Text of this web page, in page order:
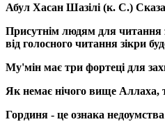
Абул Хасан Шазілі (к. С.)
Присутнім людям для читання
від голосного читання зікри
Му'мін має три фортеці для
Як немає нічого вище Аллаха,
Гординя - це ознака